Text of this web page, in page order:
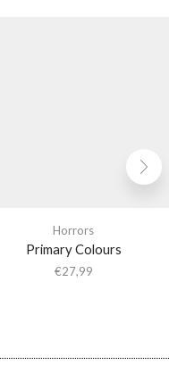
Horrors
Primary Colours
€27,99